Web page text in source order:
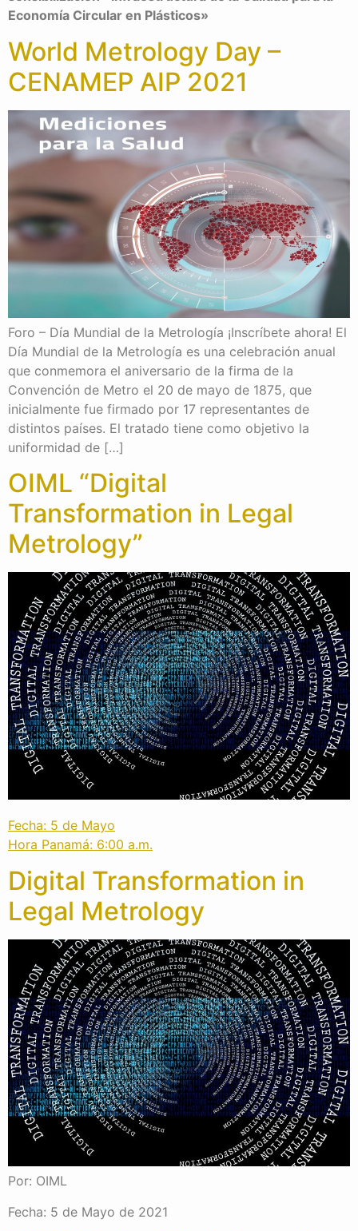
Economía Circular en Plásticos»
World Metrology Day –
CENAMEP AIP 2021
Foro – Día Mundial de la Metrología ¡Inscríbete ahora! El
Día Mundial de la Metrología es una celebración anual
que conmemora el aniversario de la firma de la
Convención de Metro el 20 de mayo de 1875, que
inicialmente fue firmado por 17 representantes de
distintos países. El tratado tiene como objetivo la
uniformidad de […]
OIML “Digital
Transformation in Legal
Metrology”
Fecha: 5 de Mayo
Hora Panamá: 6:00 a.m.
Digital Transformation in
Legal Metrology
Por: OIML
Fecha: 5 de Mayo de 2021